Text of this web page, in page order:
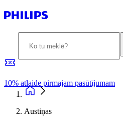
10% atlaide pirmajam pasūtījumam
Austiņas